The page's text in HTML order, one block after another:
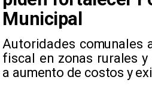
Municipal
Autoridades comunales
fiscal en zonas rurales
a aumento de costos y